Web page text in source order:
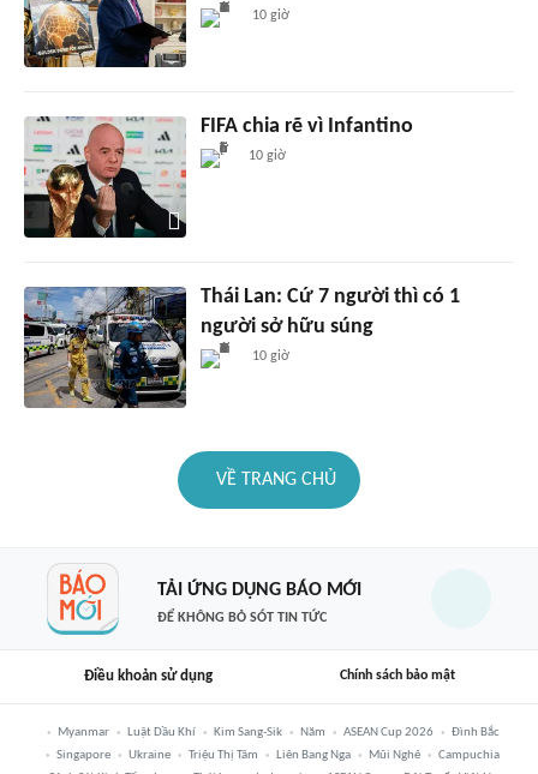
10 giờ
FIFA chia rẽ vì Infantino
10 giờ
Thái Lan: Cứ 7 người thì có 1
người sở hữu súng
10 giờ
VỀ TRANG CHỦ
TẢI ỨNG DỤNG BÁO MỚI
ĐỂ KHÔNG BỎ SÓT TIN TỨC
Điều khoản sử dụng Chính sách bảo mật
Myanmar Luật Dầu Khí Kim Sang-Sik Năm ASEAN Cup 2026
Đình Bắc
Singapore
Ukraine Triệu Thị Tâm Liên Bang Nga Mũi Nghê
Campuchia